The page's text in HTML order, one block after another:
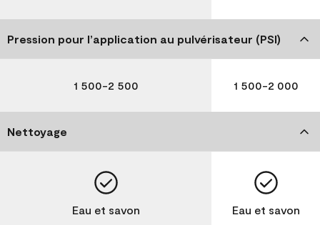
Pression pour l’application au pulvérisateur (PSI)
1 500-2 500 1 500-2 000
Nettoyage
Eau et savon Eau et savon